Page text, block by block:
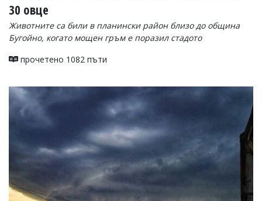
30 овце
Животните са били в планински район близо до община
Бугойно, когато мощен гръм е поразил стадото
прочетено 1082 пъти